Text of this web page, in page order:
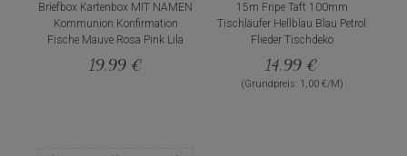
Briefbox Kartenbox MIT NAMEN
Kommunion Konfirmation
Fische Mauve Rosa Pink Lila
19,99 €
15m Fripe Taft 100mm
Tischläufer Hellblau Blau Petrol
Flieder Tischdeko
14,99 €
(Grundpreis: 1,00 €/M)